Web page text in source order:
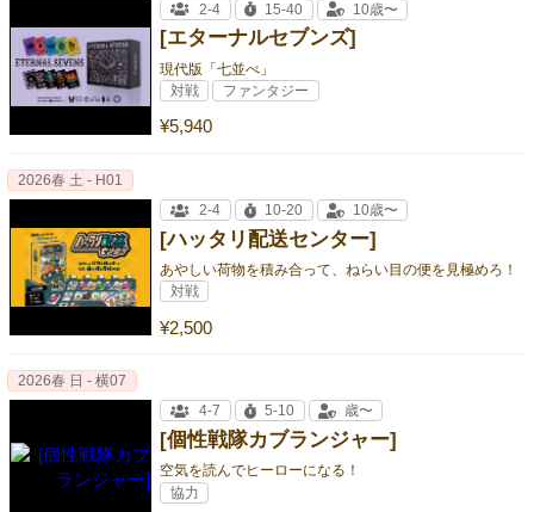
[エターナルセブンズ]
現代版「七並べ」
¥5,940
2-4 15-40 10歳〜
対戦 ファンタジー
[ハッタリ配送センター]
あやしい荷物を積み合って、ねらい目の便を見極めろ！
¥2,500
2026春 土 - H01
2-4
10-20 10歳〜
対戦
[個性戦隊カブランジャー]
空気を読んでヒーローになる！
2026春 日 - 横07
4-7
5-10 歳〜
協力